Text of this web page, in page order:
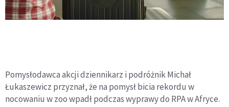
Pomysłodawca akcji dziennikarz i podróżnik Michał
Łukaszewicz przyznał, że na pomysł bicia rekordu w
nocowaniu w zoo wpadł podczas wyprawy do RPA w Afryce.